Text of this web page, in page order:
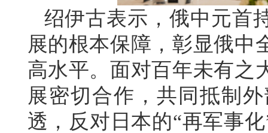
绍伊古表示，俄中元首
展的根本保障，彰显俄中
高水平。面对百年未有之
展密切合作，共同抵制
透，反对日本的“再军事